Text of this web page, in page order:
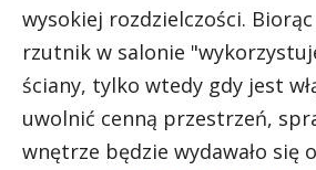
wysokiej rozdzielczości.
rzutnik w salonie
ściany, tylko wtedy gdy jest
uwolnić cenną przestrzeń,
wnętrze będzie wydawało się